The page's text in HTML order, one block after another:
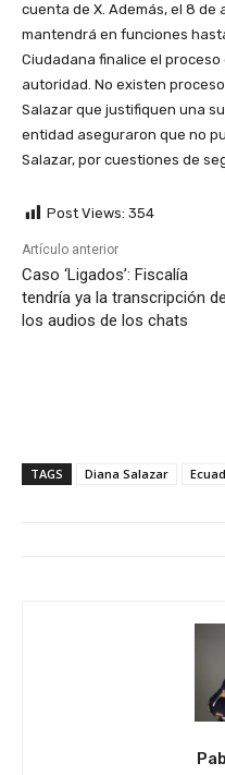
cuenta de X. Además, el 8 de
mantendrá en funciones
Ciudadana finalice el
autoridad. No existen
Salazar que justifiquen una
entidad aseguraron que no
Salazar, por cuestiones de
Post Views: 354
Artículo anterior
Caso ‘Ligados’: Fiscalía
tendría ya la transcripción de
los audios de los chats
TAGS Diana Salazar